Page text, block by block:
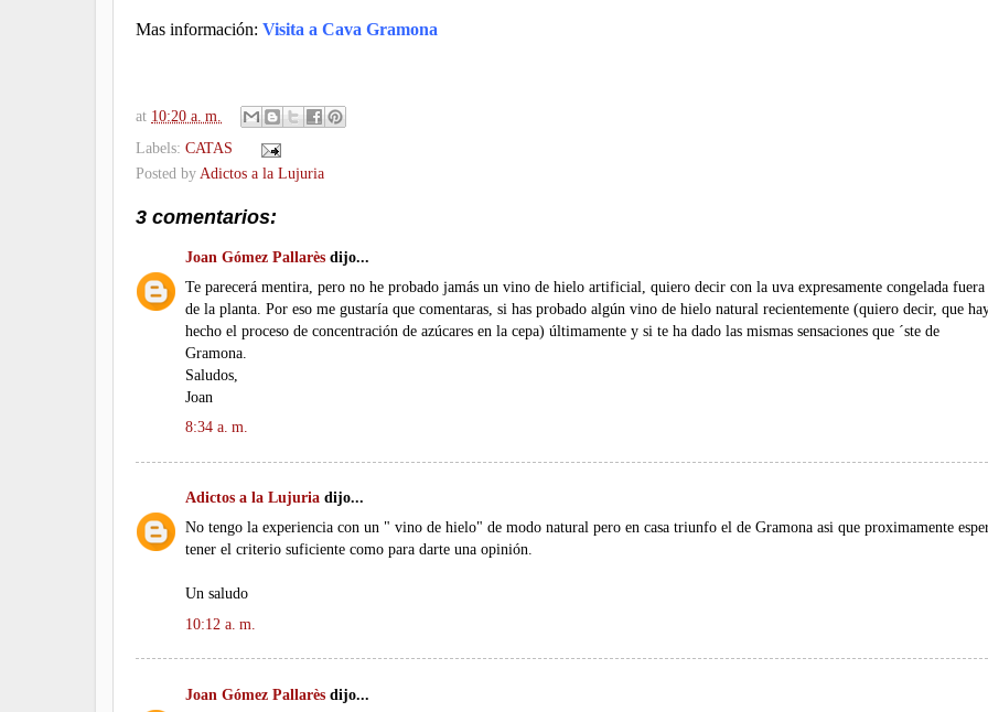
Mas información: Visita a Cava Gramona
at 10:20 a. m.
Labels: CATAS
Posted byAdictos a la Lujuria
3 comentarios:
Joan Gómez Pallarès dijo...
Te parecerá mentira, pero no he probado jamás un vino de hielo artificial, quiero decir con la uva expresamente congelada fuera
de la planta. Por eso me gustaría que comentaras, si has probado algún vino de hielo natural recientemente (quiero decir, que
hecho el proceso de concentración de azúcares en la cepa) últimamente y si te ha dado las mismas sensaciones que ´ste de
Gramona.
Saludos,
Joan
8:34 a. m.
Adictos a la Lujuria dijo...
No tengo la experiencia con un " vino de hielo" de modo natural pero en casa triunfo el de Gramona asi que proximamente
tener el criterio suficiente como para darte una opinión.
Un saludo
10:12 a. m.
Joan Gómez Pallarès dijo...